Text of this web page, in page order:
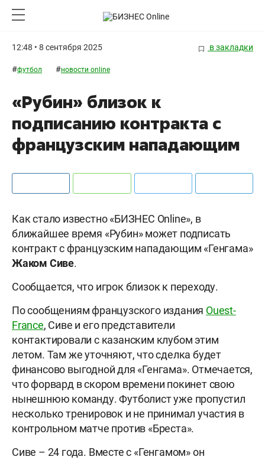
12:48 • 8 сентября 2025 в закладки
#футбол #новости online
«Рубин» близок к
подписанию контракта с
французским нападающим
Как стало известно «БИЗНЕС Online», в
ближайшее время «Рубин» может подписать
контракт с французским нападающим «Генгама»
Жаком Сиве.
Сообщается, что игрок близок к переходу.
По сообщениям французского издания Ouest-
France, Сиве и его представители
контактировали с казанским клубом этим
летом. Там же уточняют, что сделка будет
финансово выгодной для «Генгама». Отмечается,
что форвард в скором времени покинет свою
нынешнюю команду. Футболист уже пропустил
несколько тренировок и не принимал участия в
контрольном матче против «Бреста».
Сиве – 24 года. Вместе с «Генгамом» он